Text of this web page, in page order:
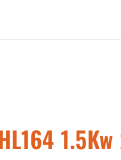
1.5Kw